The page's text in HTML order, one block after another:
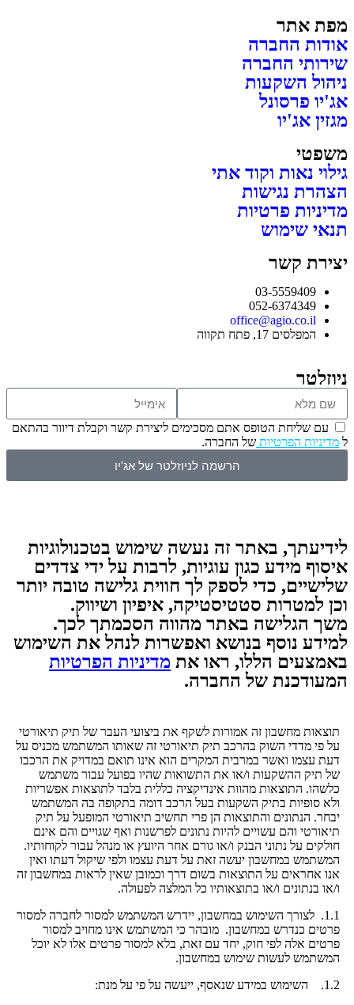
מפת אתר
אודות החברה
שירותי החברה
ניהול השקעות
אג'יו פרסונל
מגזין אג'יו
משפטי
גילוי נאות וקוד אתי
הצהרת נגישות
מדיניות פרטיות
תנאי שימוש
יצירת קשר
03-5559409
052-6374349
office@agio.co.il
המפלסים 17, פתח תקווה
ניוזלטר
עם שליחת הטופס אתם מסכימים ליצירת קשר וקבלת דיוור בהתאם
ל מדיניות הפרטיות של החברה.
הרשמה לניוזלטר של אג'יו
לידיעתך, באתר זה נעשה שימוש בטכנולוגיות
איסוף מידע כגון עוגיות, לרבות על ידי צדדים
שלישיים, כדי לספק לך חווית גלישה טובה יותר
וכן למטרות סטטיסטיקה, איפיון ושיווק.
משך הגלישה באתר מהווה הסכמתך לכך.
למידע נוסף בנושא ואפשרות לנהל את השימוש
באמצעים הללו, ראו את מדיניות הפרטיות
המעודכנת של החברה.
תוצאות מחשבון זה אמורות לשקף את ביצועי העבר של תיק תיאורטי
על פי מדדי השוק בהרכב תיק תיאורטי זה שאותו המשתמש מכניס על
דעת עצמו ואשר במרבית המקרים הוא אינו תואם במדויק את הרכבו
של תיק ההשקעות ו/או את התשואות שהיו בפועל עבור משתמש
כלשהו. התוצאות מהוות אינדיקציה כללית בלבד לתוצאות אפשריות
ולא סופיות בתיק השקעות בעל הרכב דומה בתקופה בה המשתמש
יבחר. הנתונים והתוצאות הן פרי תחשיב תיאורטי המופעל על תיק
תיאורטי והם עשויים להיות נתונים לפרשנות ואף שגויים והם אינם
חולקים על נתוני הבנק ו/או גורם אחר היועץ או מנהל עבור לקוחותיו.
המשתמש במחשבון יעשה זאת על דעת עצמו ולפי שיקול דעתו ואין
אנו אחראים על התוצאות בשום דרך וכמובן שאין לראות במחשבון זה
ו/או בנתונים ו/או בתוצאותיו כל המלצה לפעולה.
1.1. לצורך השימוש במחשבון, יידרש המשתמש למסור לחברה למסור
פרטים כנדרש במחשבון. מובהר כי המשתמש אינו מחויב למסור
פרטים אלה לפי חוק, יחד עם זאת, בלא למסור פרטים אלו לא יוכל
המשתמש לעשות שימוש במחשבון.
1.2. השימוש במידע שנאסף, ייעשה על פי על מנת: